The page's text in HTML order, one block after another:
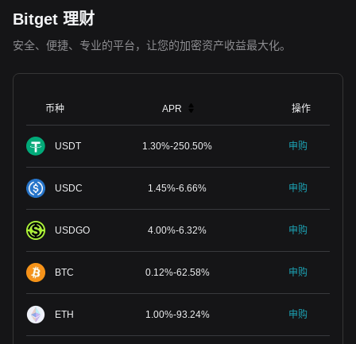
Bitget 理财
安全、便捷、专业的平台，让您的加密资产收益最大化。
币种 APR 操作
USDT 1.30%-250.50% 申购
USDC 1.45%-6.66% 申购
USDGO 4.00%-6.32% 申购
BTC 0.12%-62.58% 申购
ETH 1.00%-93.24% 申购